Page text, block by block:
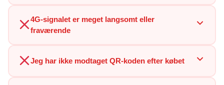
4G-signalet er meget langsomt eller
fraværende
Jeg har ikke modtaget QR-koden efter købet